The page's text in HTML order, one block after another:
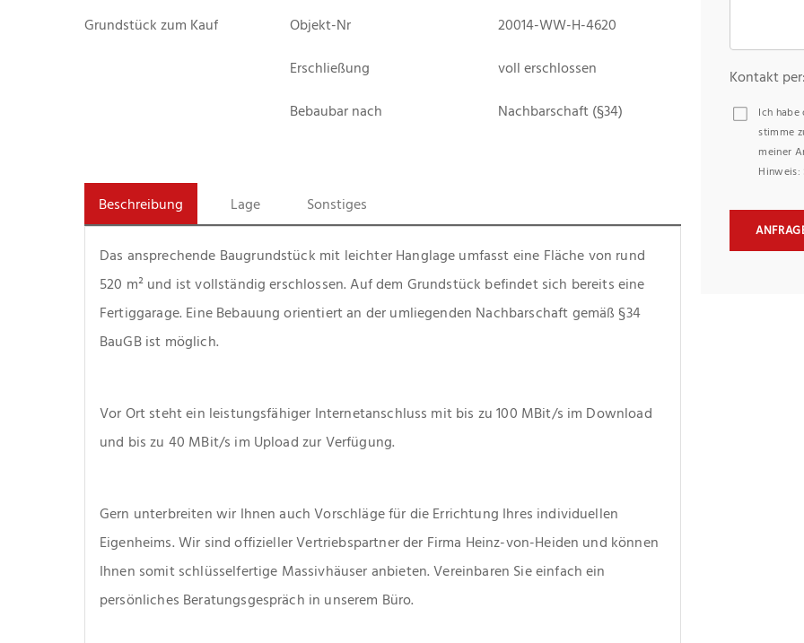
Grundstück zum Kauf
Objekt-Nr
20014-WW-H-4620
Erschließung
voll erschlossen
Bebaubar nach
Nachbarschaft (§34)
Beschreibung Lage Sonstiges
Das ansprechende Baugrundstück mit leichter Hanglage umfasst eine Fläche von rund
520 m² und ist vollständig erschlossen. Auf dem Grundstück befindet sich bereits eine
Fertiggarage. Eine Bebauung orientiert an der umliegenden Nachbarschaft gemäß §34
BauGB ist möglich.
Vor Ort steht ein leistungsfähiger Internetanschluss mit bis zu 100 MBit/s im Download
und bis zu 40 MBit/s im Upload zur Verfügung.
Gern unterbreiten wir Ihnen auch Vorschläge für die Errichtung Ihres individuellen
Eigenheims. Wir sind offizieller Vertriebspartner der Firma Heinz-von-Heiden und können
Ihnen somit schlüsselfertige Massivhäuser anbieten. Vereinbaren Sie einfach ein
persönliches Beratungsgespräch in unserem Büro.
Kontakt per:
Ich habe
stimme
meiner